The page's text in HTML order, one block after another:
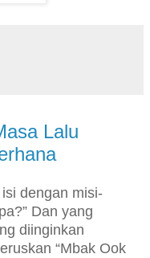
Lalu
dengan misi-
Dan yang
diinginkan
“Mbak Ook